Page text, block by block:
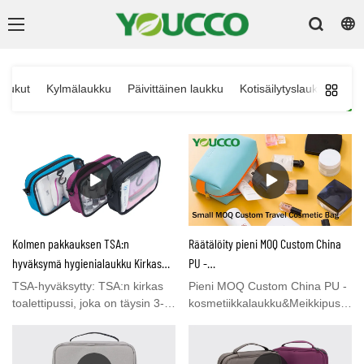
Kylmälaukku Päivittäinen laukku Kotisäilytyslaukku
Kolmen pakkauksen TSA:n
hyväksymä hygienialaukku Kirkas
matkalaukku Lentoyhtiön mukainen
laukku Quart-kokoinen pakkaus
TSA-hyväksytty: TSA:n kirkas
toalettipussi, joka on täysin 3-1-
pussin mitat: 7,48 x 4,92 x 1,97
tuumaa, se voidaan kuljettaa
Räätälöity pieni MOQ Custom China
PU -
kosmetiikkalaukku&Meikkipussien
valmistajat
Pieni MOQ Custom China PU -
kosmetiikkalaukku&Meikkipussilla
vastaaviin tuotteisiin, sillä on
vertaansa vailla erinomaisia ​​